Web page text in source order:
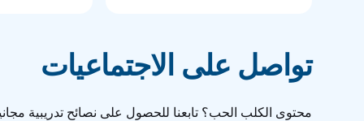
تواصل على الاجتماعيات
محتوى الكلب الحب؟ تابعنا للحصول على نصائح تدريبية